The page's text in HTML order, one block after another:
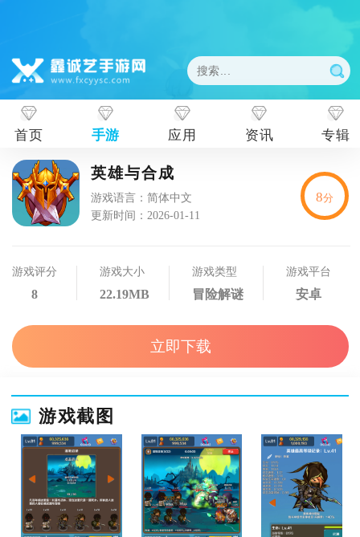
首页 手游 应用 资讯 专辑
英雄与合成
游戏语言：简体中文
更新时间：2026-01-11
游戏评分
8
游戏大小
22.19MB
游戏类型
冒险解谜
游戏平台
安卓
8分
立即下载
游戏截图